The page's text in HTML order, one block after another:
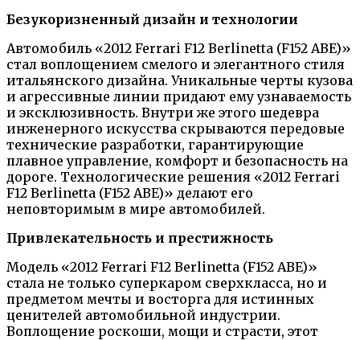
Безукоризненный дизайн и технологии
Автомобиль «2012 Ferrari F12 Berlinetta (F152 ABE)»
стал воплощением смелого и элегантного стиля
итальянского дизайна. Уникальные черты кузова
и агрессивные линии придают ему узнаваемость
и эксклюзивность. Внутри же этого шедевра
инженерного искусства скрываются передовые
технические разработки, гарантирующие
плавное управление, комфорт и безопасность на
дороге. Технологические решения «2012 Ferrari
F12 Berlinetta (F152 ABE)» делают его
неповторимым в мире автомобилей.
Привлекательность и престижность
Модель «2012 Ferrari F12 Berlinetta (F152 ABE)»
стала не только суперкаром сверхкласса, но и
предметом мечты и восторга для истинных
ценителей автомобильной индустрии.
Воплощение роскоши, мощи и страсти, этот